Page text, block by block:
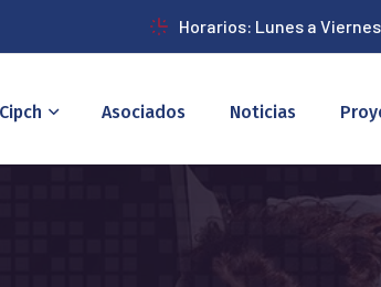
Horarios: Lunes a
Asociados Noticias